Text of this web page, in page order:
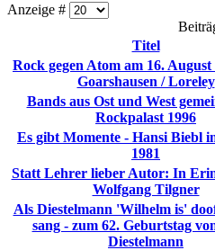
Anzeige #
Titel
Rock gegen Atom am 16. August
Goarshausen / Loreley
Bands aus Ost und West
Rockpalast 1996
Es gibt Momente - Hansi Biebl
1981
Statt Lehrer lieber Autor: In
Wolfgang Tilgner
Als Diestelmann 'Wilhelm is'
sang - zum 62. Geburtstag
Diestelmann